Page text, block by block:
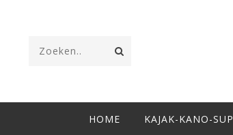
HOME KAJAK-KANO-SUP